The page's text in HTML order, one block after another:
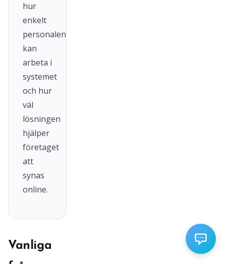
hur
enkelt
personalen
kan
arbeta i
systemet
och hur
väl
lösningen
hjälper
företaget
att
synas
online.
Vanliga